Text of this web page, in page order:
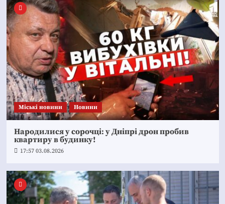
Mіські новини Новини
Народилися у сорочці: у Дніпрі дрон пробив
квартиру в будинку!
17:57 03.08.2026